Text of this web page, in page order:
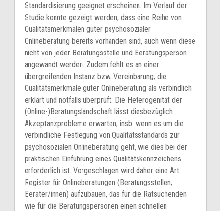
Standardisierung geeignet erscheinen. Im Verlauf der
Studie konnte gezeigt werden, dass eine Reihe von
Qualitätsmerkmalen guter psychosozialer
Onlineberatung bereits vorhanden sind, auch wenn diese
nicht von jeder Beratungsstelle und Beratungsperson
angewandt werden. Zudem fehlt es an einer
übergreifenden Instanz bzw. Vereinbarung, die
Qualitätsmerkmale guter Onlineberatung als verbindlich
erklärt und notfalls überprüft. Die Heterogenität der
(Online-)Beratungslandschaft lässt diesbezüglich
Akzeptanzprobleme erwarten, insb. wenn es um die
verbindliche Festlegung von Qualitätsstandards zur
psychosozialen Onlineberatung geht, wie dies bei der
praktischen Einführung eines Qualitätskennzeichens
erforderlich ist. Vorgeschlagen wird daher eine Art
Register für Onlineberatungen (Beratungsstellen,
Berater/innen) aufzubauen, das für die Ratsuchenden
wie für die Beratungspersonen einen schnellen